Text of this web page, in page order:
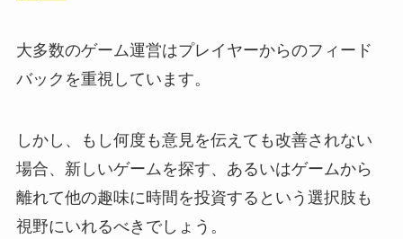
大多数のゲーム運営はプレイヤーからのフィード
バックを重視しています。
しかし、もし何度も意見を伝えても改善されない
場合、新しいゲームを探す、あるいはゲームから
離れて他の趣味に時間を投資するという選択肢も
視野にいれるべきでしょう。